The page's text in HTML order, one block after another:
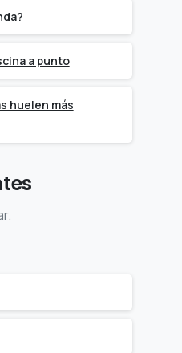
a punto
huelen más